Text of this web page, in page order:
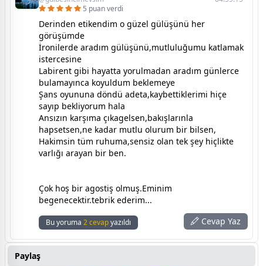
5 puan verdi
Derinden etikendim o güzel gülüşünü her
görüşümde
İronilerde aradım gülüşünü,mutluluğumu katlamak
istercesine
Labirent gibi hayatta yorulmadan aradım günlerce
bulamayınca koyuldum beklemeye
Şans oyununa döndü adeta,kaybettiklerimi hiçe
sayıp bekliyorum hala
Ansızın karşıma çıkagelsen,bakışlarınla
hapsetsen,ne kadar mutlu olurum bir bilsen,
Hakimsin tüm ruhuma,sensiz olan tek şey hiçlikte
varlığı arayan bir ben.
Çok hoş bir agostiş olmuş.Eminim
begenecektir.tebrik ederim...
Bu yoruma 2 cevapyazıldı Cevap Yaz
Paylaş